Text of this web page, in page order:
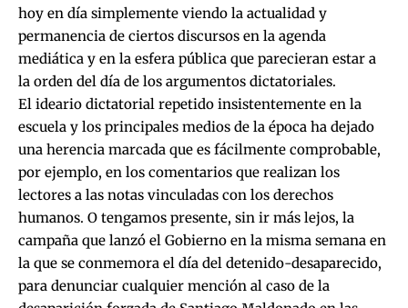
hoy en día simplemente viendo la actualidad y
permanencia de ciertos discursos en la agenda
mediática y en la esfera pública que parecieran estar a
la orden del día de los argumentos dictatoriales.
El ideario dictatorial repetido insistentemente en la
escuela y los principales medios de la época ha dejado
una herencia marcada que es fácilmente comprobable,
por ejemplo, en los comentarios que realizan los
lectores a las notas vinculadas con los derechos
humanos. O tengamos presente, sin ir más lejos, la
campaña que lanzó el Gobierno en la misma semana en
la que se conmemora el día del detenido-desaparecido,
para denunciar cualquier mención al caso de la